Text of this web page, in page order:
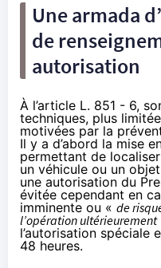
Une armada
de
autorisation
À l’article L. 851 - 6,
techniques, plus
motivées par la
Il y a d’abord la mise
permettant de
un véhicule ou un
une autorisation du
évitée cependant en
imminente ou « de
l’opération ultérieurement
l’autorisation spéciale
48 heures.